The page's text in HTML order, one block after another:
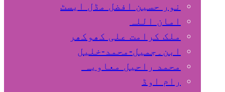
نور حسین افضل مڈل ایسٹ
امان اللہ
ملک کرامت علی کھوکھر
ابن۔جمیل-محمد-خلیل
محمد راحیل معاویہ
رام اوڈ